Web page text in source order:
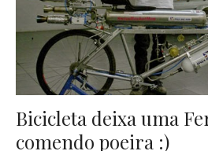
Bicicleta deixa uma
comendo poeira :)